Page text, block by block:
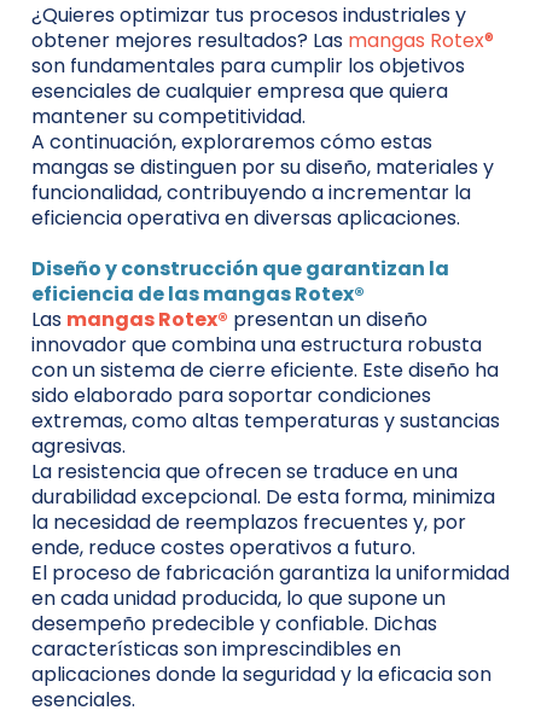
¿Quieres optimizar tus procesos industriales y
obtener mejores resultados? Las mangas Rotex®
son fundamentales para cumplir los objetivos
esenciales de cualquier empresa que quiera
mantener su competitividad.
A continuación, exploraremos cómo estas
mangas se distinguen por su diseño, materiales y
funcionalidad, contribuyendo a incrementar la
eficiencia operativa en diversas aplicaciones.
Diseño y construcción que garantizan la
eficiencia de las mangas Rotex®
Las mangas Rotex® presentan un diseño
innovador que combina una estructura robusta
con un sistema de cierre eficiente. Este diseño ha
sido elaborado para soportar condiciones
extremas, como altas temperaturas y sustancias
agresivas.
La resistencia que ofrecen se traduce en una
durabilidad excepcional. De esta forma, minimiza
la necesidad de reemplazos frecuentes y, por
ende, reduce costes operativos a futuro.
El proceso de fabricación garantiza la uniformidad
en cada unidad producida, lo que supone un
desempeño predecible y confiable. Dichas
características son imprescindibles en
aplicaciones donde la seguridad y la eficacia son
esenciales.